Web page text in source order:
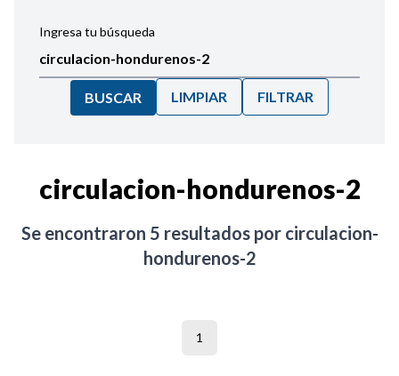
Ingresa tu búsqueda
BUSCAR LIMPIAR FILTRAR
circulacion-hondurenos-2
Se encontraron 5 resultados por circulacion-
hondurenos-2
1